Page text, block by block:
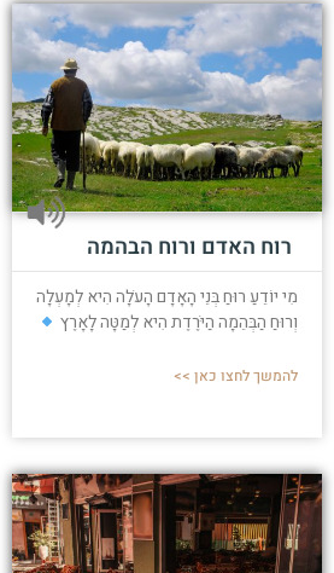
רוח האדם ורוח הבהמה
מִי יוֹדֵעַ רוּחַ בְּנֵי הָאָדָם הָעֹלָה הִיא לְמָעְלָה
וְרוּחַ הַבְּהֵמָה הַיֹּרֶדֶת הִיא לְמַטָּה לָאָרֶץ
להמשך לחצו כאן >>